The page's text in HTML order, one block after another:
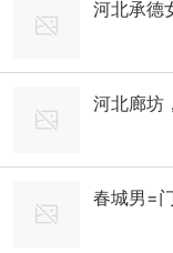
河北承德
河北廊坊
春城男=